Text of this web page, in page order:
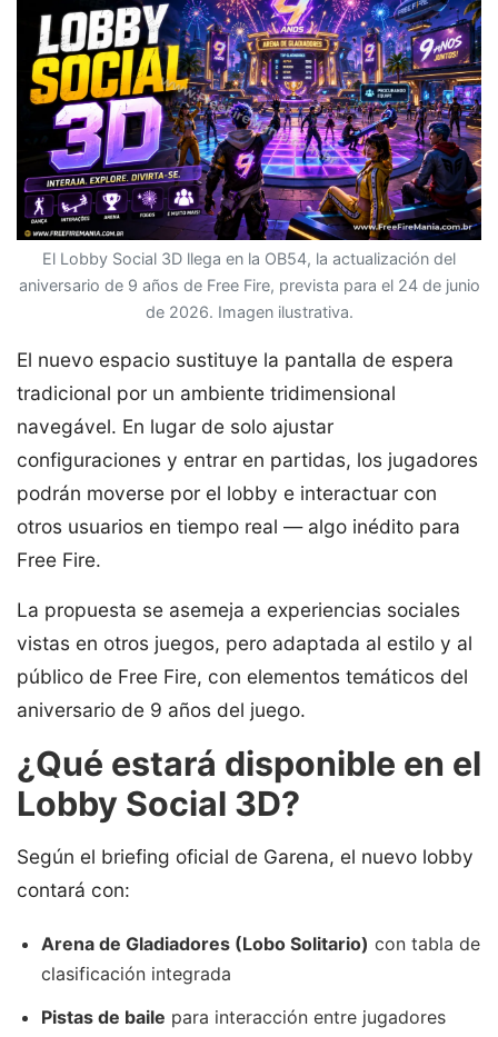
El Lobby Social 3D llega en la OB54, la actualización del
aniversario de 9 años de Free Fire, prevista para el 24 de junio
de 2026. Imagen ilustrativa.
El nuevo espacio sustituye la pantalla de espera
tradicional por un ambiente tridimensional
navegável. En lugar de solo ajustar
configuraciones y entrar en partidas, los jugadores
podrán moverse por el lobby e interactuar con
otros usuarios en tiempo real — algo inédito para
Free Fire.
La propuesta se asemeja a experiencias sociales
vistas en otros juegos, pero adaptada al estilo y al
público de Free Fire, con elementos temáticos del
aniversario de 9 años del juego.
¿Qué estará disponible en el
Lobby Social 3D?
Según el briefing oficial de Garena, el nuevo lobby
contará con:
Arena de Gladiadores (Lobo Solitario) con tabla de
clasificación integrada
Pistas de baile para interacción entre jugadores